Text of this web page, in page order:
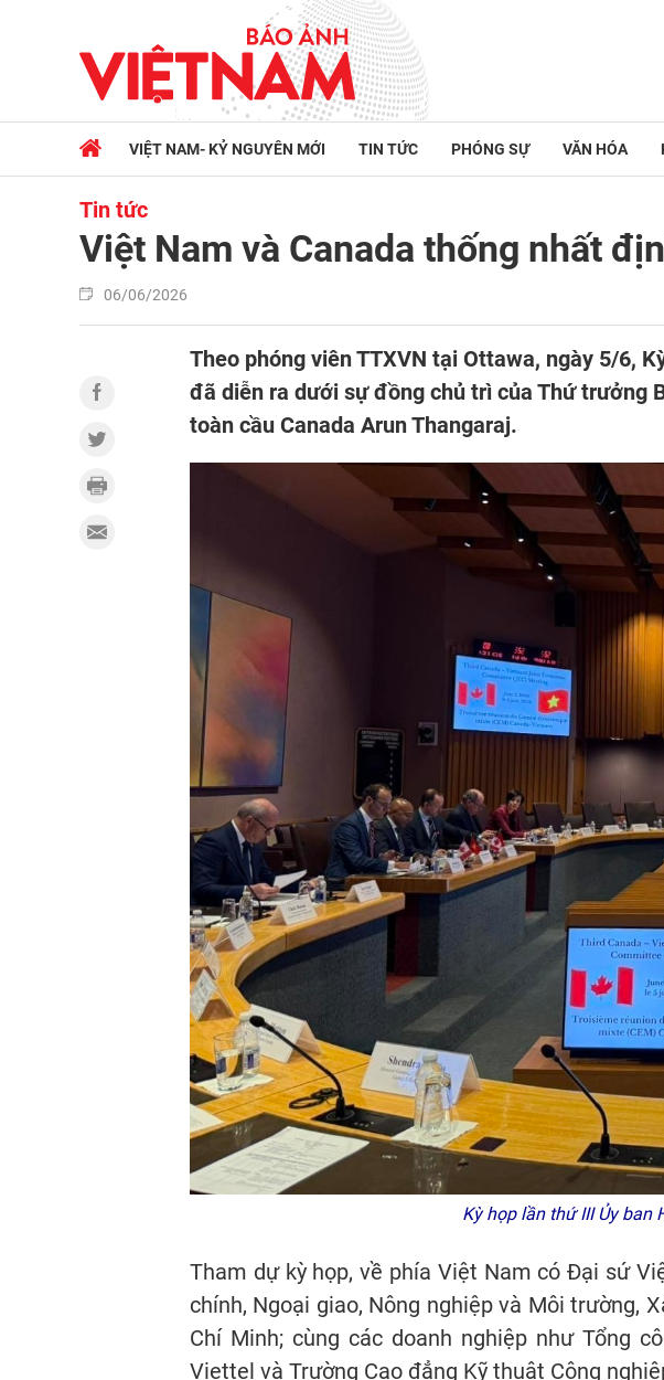
VIỆT NAM- KỶ NGUYÊN MỚI TIN TỨC PHÓNG SỰ VĂN HÓA
Tin tức
Việt Nam và Canada thống nhất
06/06/2026
Theo phóng viên TTXVN tại Ottawa, ngày 5/6,
đã diễn ra dưới sự đồng chủ trì của Thứ trưởng
toàn cầu Canada Arun Thangaraj.
Kỳ họp lần thứ III Ủy ban
Tham dự kỳ họp, về phía Việt Nam có Đại sứ
chính, Ngoại giao, Nông nghiệp và Môi trường,
Chí Minh; cùng các doanh nghiệp như Tổng
Viettel và Trường Cao đẳng Kỹ thuật Công